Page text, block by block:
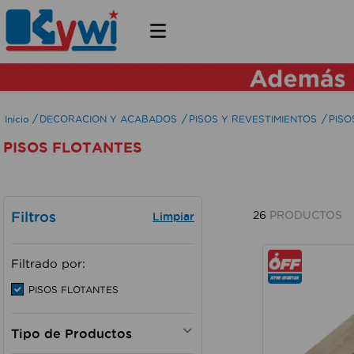
DECORACION Y ACABADOS PISOS Y REVESTIMIENTOS
PISOS FLOTANTES
Filtros
Filtrado por:
PISOS FLOTANTES
26 PRODUCTOS